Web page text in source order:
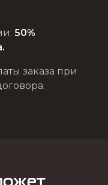
50%
заказа при